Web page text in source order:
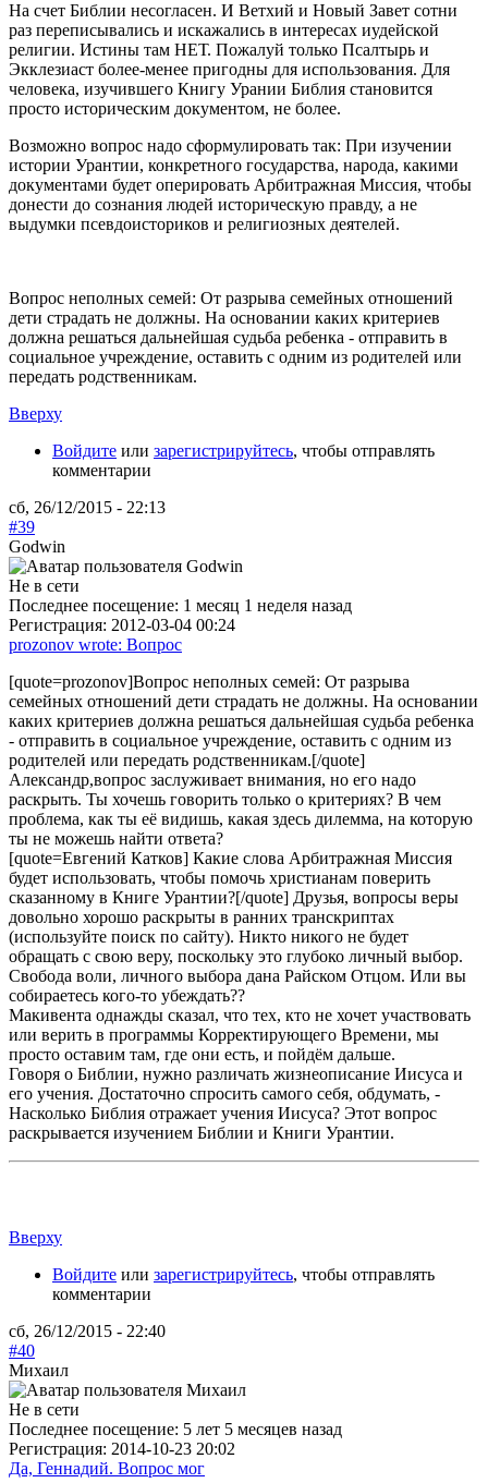
На счет Библии несогласен. И Ветхий и Новый Завет сотни
раз переписывались и искажались в интересах иудейской
религии. Истины там НЕТ. Пожалуй только Псалтырь и
Экклезиаст более-менее пригодны для использования. Для
человека, изучившего Книгу Урании Библия становится
просто историческим документом, не более.
Возможно вопрос надо сформулировать так: При изучении
истории Урантии, конкретного государства, народа, какими
документами будет оперировать Арбитражная Миссия, чтобы
донести до сознания людей историческую правду, а не
выдумки псевдоисториков и религиозных деятелей.
Вопрос неполных семей: От разрыва семейных отношений
дети страдать не должны. На основании каких критериев
должна решаться дальнейшая судьба ребенка - отправить в
социальное учреждение, оставить с одним из родителей или
передать родственникам.
Вверху
Войдите или зарегистрируйтесь, чтобы отправлять
комментарии
сб, 26/12/2015 - 22:13
#39
Godwin
Не в сети
Последнее посещение: 1 месяц 1 неделя назад
Регистрация: 2012-03-04 00:24
prozonov wrote: Вопрос
[quote=prozonov]Вопрос неполных семей: От разрыва
семейных отношений дети страдать не должны. На основании
каких критериев должна решаться дальнейшая судьба ребенка
- отправить в социальное учреждение, оставить с одним из
родителей или передать родственникам.[/quote]
Александр,вопрос заслуживает внимания, но его надо
раскрыть. Ты хочешь говорить только о критериях? В чем
проблема, как ты её видишь, какая здесь дилемма, на которую
ты не можешь найти ответа?
[quote=Евгений Катков] Какие слова Арбитражная Миссия
будет использовать, чтобы помочь христианам поверить
сказанному в Книге Урантии?[/quote] Друзья, вопросы веры
довольно хорошо раскрыты в ранних транскриптах
(используйте поиск по сайту). Никто никого не будет
обращать с свою веру, поскольку это глубоко личный выбор.
Свобода воли, личного выбора дана Райском Отцом. Или вы
собираетесь кого-то убеждать??
Макивента однажды сказал, что тех, кто не хочет участвовать
или верить в программы Корректирующего Времени, мы
просто оставим там, где они есть, и пойдём дальше.
Говоря о Библии, нужно различать жизнеописание Иисуса и
его учения. Достаточно спросить самого себя, обдумать, -
Насколько Библия отражает учения Иисуса? Этот вопрос
раскрывается изучением Библии и Книги Урантии.
Вверху
Войдите или зарегистрируйтесь, чтобы отправлять
комментарии
сб, 26/12/2015 - 22:40
#40
Михаил
Не в сети
Последнее посещение: 5 лет 5 месяцев назад
Регистрация: 2014-10-23 20:02
Да, Геннадий. Вопрос мог